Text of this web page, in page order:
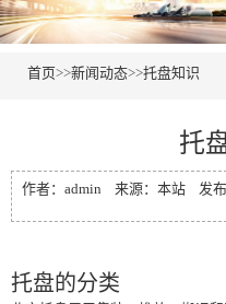
首页>>新闻动态>>托盘知识
托
作者：admin 来源：本站 发布
托盘的分类